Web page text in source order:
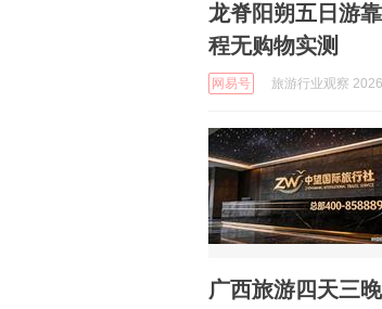
龙脊阳朔五日游
程无购物实测
网易号 旅游行业观察
广西旅游四天三